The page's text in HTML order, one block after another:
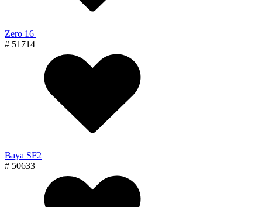
Zero 16
# 51714
Baya SF2
# 50633